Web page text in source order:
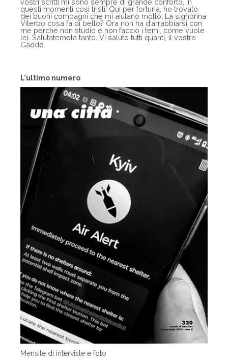
L'ultimo numero
Mensile di interviste e foto
vostri scritti mi sono sempre di grande conforto, in
questi momenti così tristi! Qui per fortuna, ho trovato
dei buoni compagni che mi aiutano molto. La signorina
Viterbo cosa fa di bello? Ora non ha d’arrabbiarsi con
me perché non studio e non faccio i temi, come vuole
lei. Salutatemela tanto. Vi saluto tutti quanti, il vostro
Gaddo.